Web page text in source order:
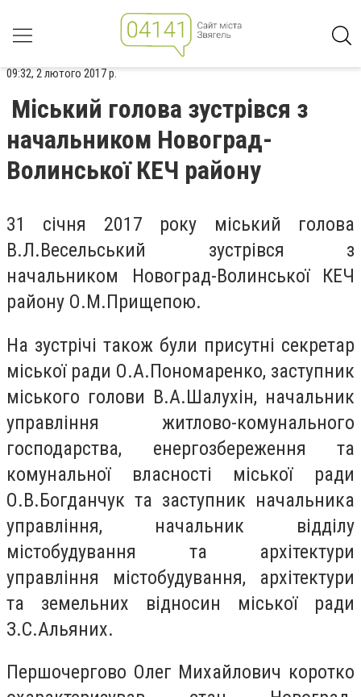
09:32, 2 лютого 2017 р.
Міський голова зустрівся з
начальником Новоград-
Волинської КЕЧ району
31 січня 2017 року міський голова
В.Л.Весельський зустрівся з
начальником Новоград-Волинської КЕЧ
району О.М.Прищепою.
На зустрічі також були присутні секретар
міської ради О.А.Пономаренко, заступник
міського голови В.А.Шалухін, начальник
управління житлово-комунального
господарства, енергозбереження та
комунальної власності міської ради
О.В.Богданчук та заступник начальника
управління, начальник відділу
містобудування та архітектури
управління містобудування, архітектури
та земельних відносин міської ради
З.С.Альяних.
Першочергово Олег Михайлович коротко